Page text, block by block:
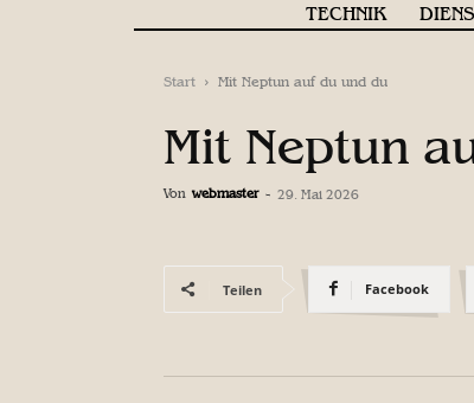
TECHNIK
Start Mit Neptun auf du und du
Mit Neptun
Von webmaster - 29. Mai 2026
Teilen Facebook